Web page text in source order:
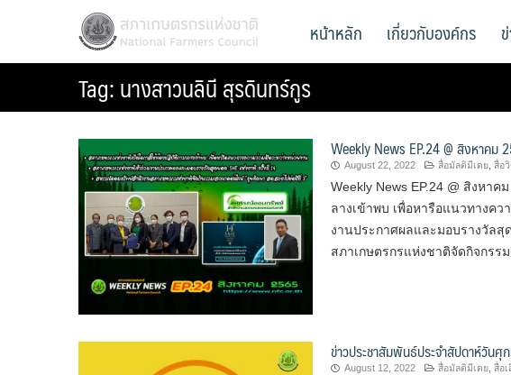
สภาเกษตรกรแห่งชาติ
National Farmers Council หน้าหลัก เกี่ยวกับองค์กร
Tag:นางสาวนลินี สุรดินทร์กูร
Weekly News EP.24 @ สิงหาคม
August 22, 2022 สื่อมัลติมีเดย, สื่อ
Weekly News EP.24 @ สิงหา
ลางเข้าพบ เพื่อหารือแนวทางคว
งานประกาศผลและมอบรางวัล
สภาเกษตรกรแห่งชาติจัดกิจกรร
ข่าวประชาสัมพันธ์ประจำสัปดาห์วัน
August 12, 2022 สื่อมัลติมีเดย, สื่อเ